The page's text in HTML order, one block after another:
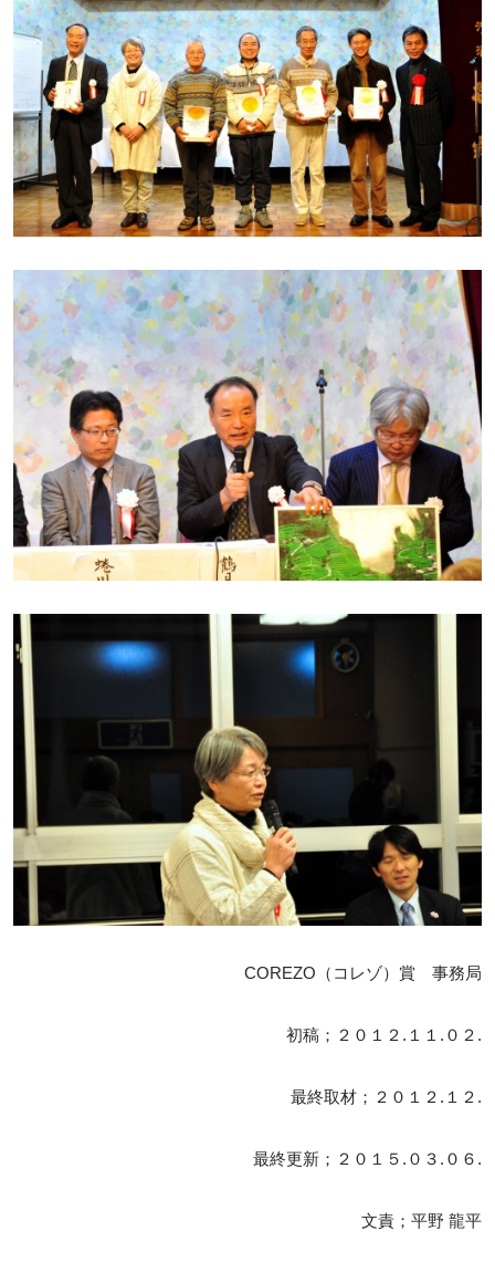
COREZO（コレゾ）賞 事務局
初稿；２０１２.１１.０２.
最終取材；２０１２.１２.
最終更新；２０１５.０３.０６.
文責；平野 龍平